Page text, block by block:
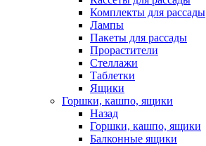
Комплекты для рассады
Лампы
Пакеты для рассады
Прорастители
Стеллажи
Таблетки
Ящики
Горшки, кашпо, ящики
Назад
Горшки, кашпо, ящики
Балконные ящики